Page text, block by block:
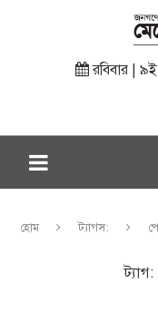
রবিবার | ৯ই
হোম ট্যাগস:
ট্যাগ: